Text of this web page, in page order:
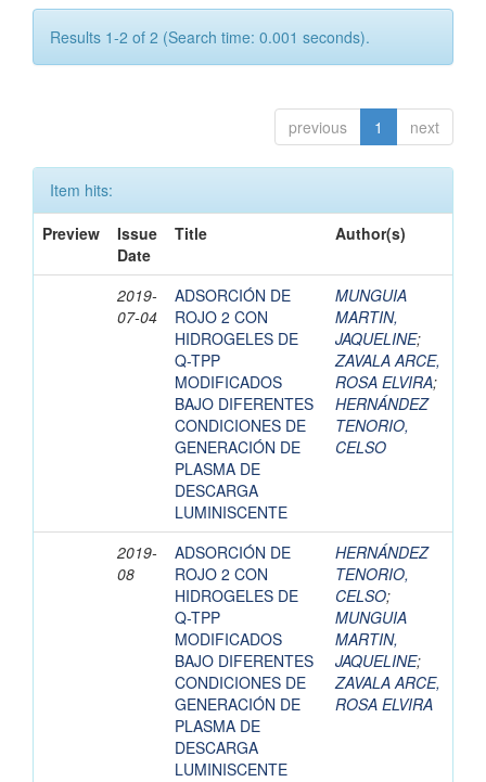
Results 1-2 of 2 (Search time: 0.001 seconds).
previous 1 next
Item hits:
Preview
Issue
Date
Title Author(s)
2019-
07-04
ADSORCIÓN DE
ROJO 2 CON
HIDROGELES DE
Q-TPP
MODIFICADOS
BAJO DIFERENTES
CONDICIONES DE
GENERACIÓN DE
PLASMA DE
DESCARGA
LUMINISCENTE
MUNGUIA
MARTIN,
JAQUELINE;
ZAVALA ARCE,
ROSA ELVIRA;
HERNÁNDEZ
TENORIO,
CELSO
2019-
08
ADSORCIÓN DE
ROJO 2 CON
HIDROGELES DE
Q-TPP
MODIFICADOS
BAJO DIFERENTES
CONDICIONES DE
GENERACIÓN DE
PLASMA DE
DESCARGA
LUMINISCENTE
HERNÁNDEZ
TENORIO,
CELSO;
MUNGUIA
MARTIN,
JAQUELINE;
ZAVALA ARCE,
ROSA ELVIRA